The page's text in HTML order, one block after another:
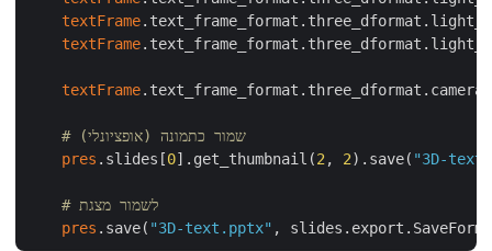
textFrame
textFrame
textFrame
# שמור כתמונה (אופציונלי)
pres .slides[0].get_thumbnail(2 , 2).save( "3D-
# לשמור מצגת
pres .save( "3D-text.pptx"